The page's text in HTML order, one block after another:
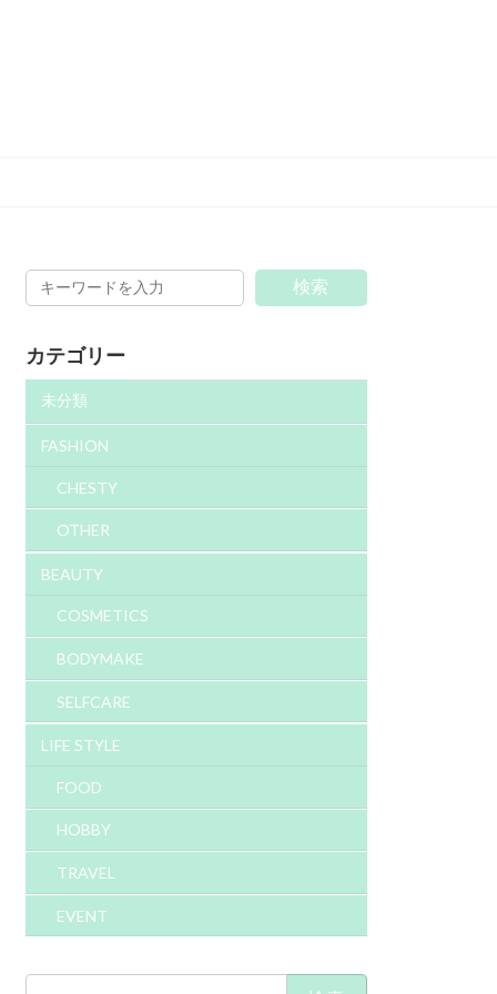
検索
カテゴリー
未分類
FASHION
CHESTY
OTHER
BEAUTY
COSMETICS
BODYMAKE
SELFCARE
LIFE STYLE
FOOD
HOBBY
TRAVEL
EVENT
検